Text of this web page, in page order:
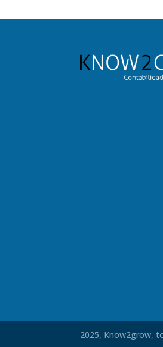
2025, Know2grow,